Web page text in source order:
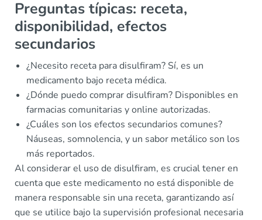
Preguntas típicas: receta,
disponibilidad, efectos
secundarios
¿Necesito receta para disulfiram? Sí, es un
medicamento bajo receta médica.
¿Dónde puedo comprar disulfiram? Disponibles en
farmacias comunitarias y online autorizadas.
¿Cuáles son los efectos secundarios comunes?
Náuseas, somnolencia, y un sabor metálico son los
más reportados.
Al considerar el uso de disulfiram, es crucial tener en
cuenta que este medicamento no está disponible de
manera responsable sin una receta, garantizando así
que se utilice bajo la supervisión profesional necesaria